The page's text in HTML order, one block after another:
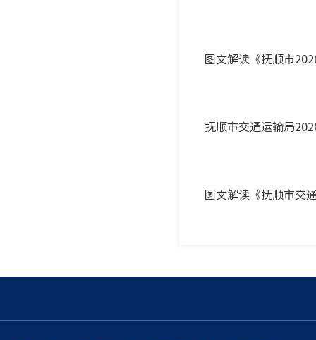
图文解读《抚顺市
抚顺市交通运输局
图文解读《抚顺市交